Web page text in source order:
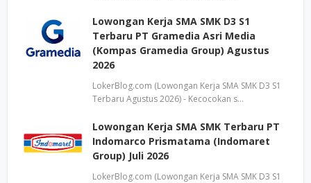
Lowongan Kerja SMA SMK D3 S1
Terbaru PT Gramedia Asri Media
(Kompas Gramedia Group) Agustus
2026
LokerBlog.com (Lowongan Kerja SMA SMK D3 S1
Terbaru Agustus 2026) - Kecocokan s…
Lowongan Kerja SMA SMK Terbaru PT
Indomarco Prismatama (Indomaret
Group) Juli 2026
LokerBlog.com (Lowongan Kerja SMA SMK D3 S1